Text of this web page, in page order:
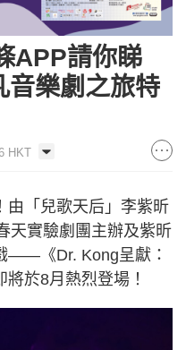
APP請你睇
樂劇之旅特
HKT
由「兒歌天后」李紫昕
天實驗劇團主辦及紫昕
——《Dr. Kong呈獻：
於8月熱烈登場！